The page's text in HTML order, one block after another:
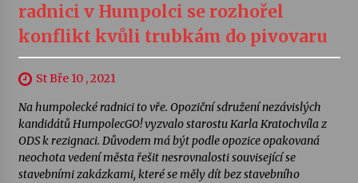
radnici v Humpolci se rozhořel
konflikt kvůli trubkám do pivovaru
St Bře 10 , 2021
Na humpolecké radnici to vře. Opoziční sdružení nezávislých
kandidátů HumpolecGO! vyzvalo starostu Karla Kratochvíla z
ODS k rezignaci. Důvodem má být podle opozice opakovaná
neochota vedení města řešit nesrovnalosti související se
stavebními zakázkami, které se měly dít bez stavebního